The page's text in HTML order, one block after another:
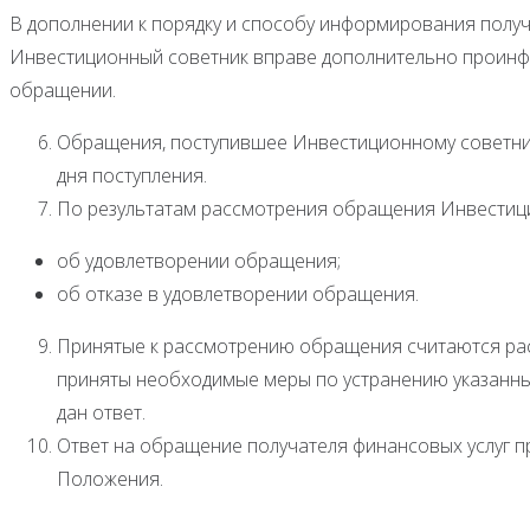
В дополнении к порядку и способу информирования
Инвестиционный советник вправе дополнительно
обращении.
Обращения, поступившее Инвестиционному
дня поступления.
По результатам рассмотрения обращения
об удовлетворении обращения;
об отказе в удовлетворении обращения.
Принятые к рассмотрению обращения считаются
приняты необходимые меры по устранению
дан ответ.
Ответ на обращение получателя финансовых услуг
Положения.